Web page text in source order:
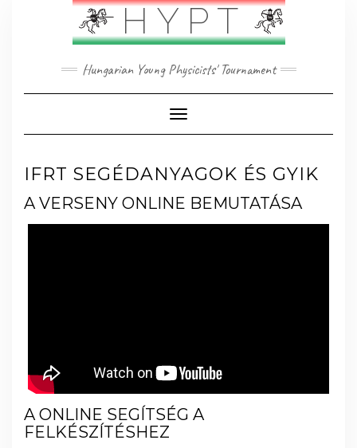
HYPT
Hungarian Young Physicists' Tournament
Toggle Navigation
IFRT SEGÉDANYAGOK ÉS GYIK
A VERSENY ONLINE BEMUTATÁSA
A ONLINE SEGÍTSÉG A
FELKÉSZÍTÉSHEZ